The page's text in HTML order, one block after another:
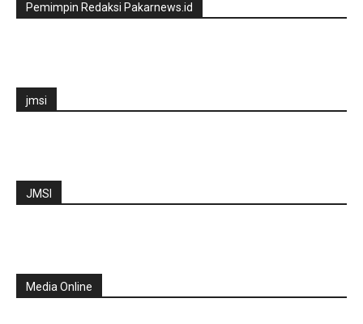
Pemimpin Redaksi Pakarnews.id
jmsi
JMSI
Media Online